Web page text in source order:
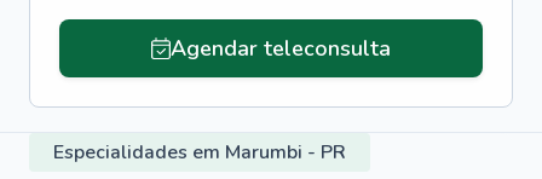
Agendar teleconsulta
Especialidades em Marumbi - PR